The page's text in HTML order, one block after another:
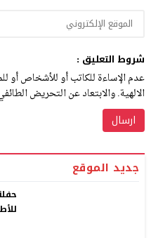
شروط التعليق :
عدم الإساءة للكاتب أو للأشخاص أو
الالهية. والابتعاد عن التحريض
جديد الموقع